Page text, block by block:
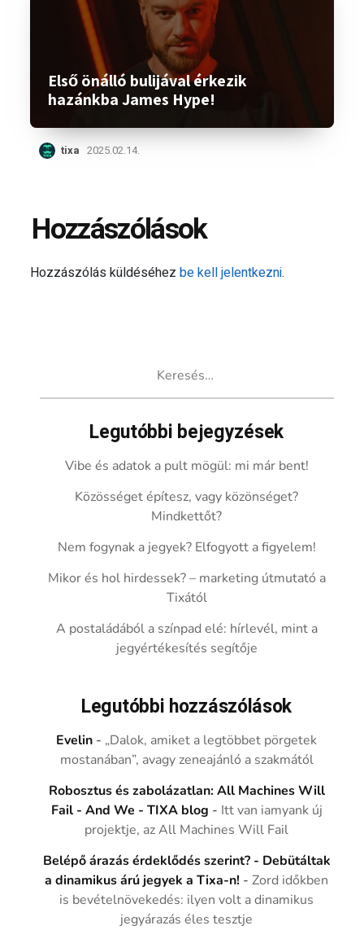
Első önálló bulijával érkezik
hazánkba James Hype!
tixa 2025.02.14.
Hozzászólások
Hozzászólás küldéséhezbe kell jelentkezni.
Legutóbbi bejegyzések
Vibe és adatok a pult mögül: mi már bent!
Közösséget építesz, vagy közönséget?
Mindkettőt?
Nem fogynak a jegyek? Elfogyott a figyelem!
Mikor és hol hirdessek? – marketing útmutató a
Tixától
A postaládából a színpad elé: hírlevél, mint a
jegyértékesítés segítője
Legutóbbi hozzászólások
Evelin - „Dalok, amiket a legtöbbet pörgetek
mostanában”, avagy zeneajánló a szakmától
Robosztus és zabolázatlan: All Machines Will
Fail - And We - TIXA blog - Itt van iamyank új
projektje, az All Machines Will Fail
Belépő árazás érdeklődés szerint? - Debütáltak
a dinamikus árú jegyek a Tixa-n! -Zord időkben
is bevételnövekedés: ilyen volt a dinamikus
jegyárazás éles tesztje